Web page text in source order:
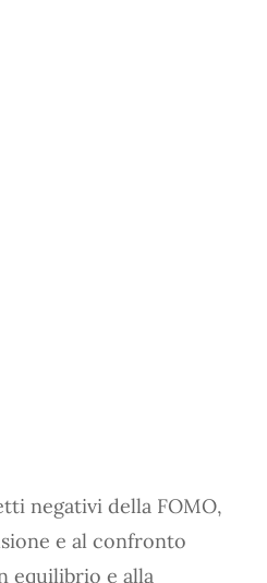
negativi della FOMO,
e al confronto
equilibrio e alla